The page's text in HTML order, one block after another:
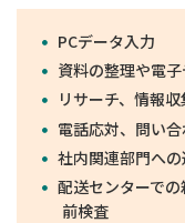
PCデータ入力
資料の整理や電
リサーチ、情報
電話応対、問い
社内関連部門へ
配送センターで
前検査